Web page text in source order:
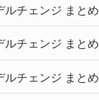
(22)
チェンジ まとめ
チェンジ まとめ
チェンジ まとめ